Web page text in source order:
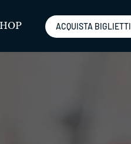
ACQUISTA BIGLIETTI